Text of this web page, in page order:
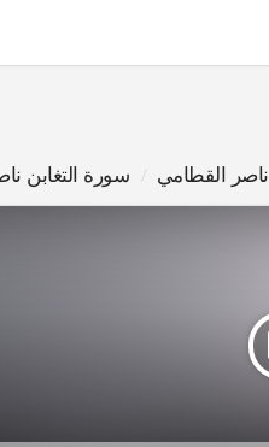
ناصر القطامي سورة التغابن